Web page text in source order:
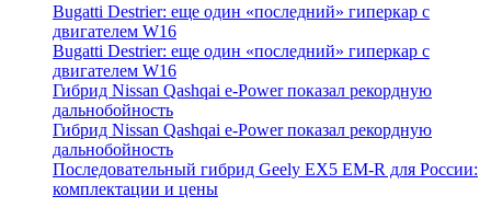
Bugatti Destrier: еще один «последний» гиперкар с
двигателем W16
Bugatti Destrier: еще один «последний» гиперкар с
двигателем W16
Гибрид Nissan Qashqai e-Power показал рекордную
дальнобойность
Гибрид Nissan Qashqai e-Power показал рекордную
дальнобойность
Последовательный гибрид Geely EX5 EM-R для России:
комплектации и цены